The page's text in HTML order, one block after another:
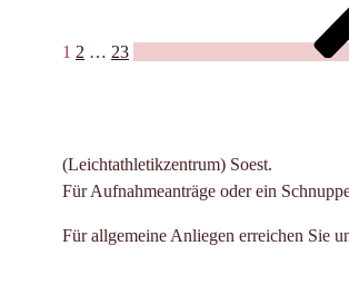
Soest“
1 2 … 23
(Leichtathletikzentrum) Soest.
Für Aufnahmeanträge oder ein
Für allgemeine Anliegen erreichen Sie